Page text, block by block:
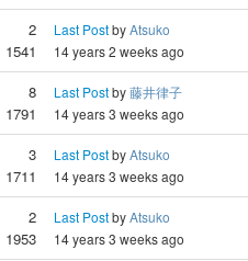
2
1541
Last PostbyAtsuko
14 years 2 weeks ago
8
1791
Last Postby藤井律子
14 years 3 weeks ago
3
1711
Last PostbyAtsuko
14 years 3 weeks ago
2
1953
Last PostbyAtsuko
14 years 3 weeks ago